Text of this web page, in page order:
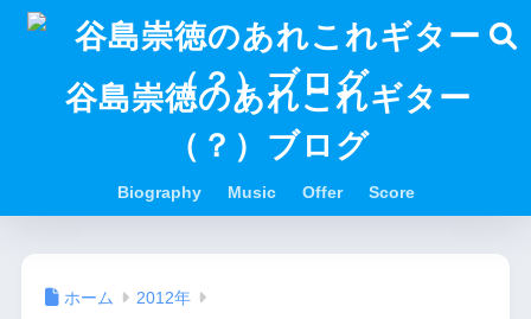
谷島崇徳のあれこれギター
（？）ブログ
Biography Music Offer Score
ホーム 2012年